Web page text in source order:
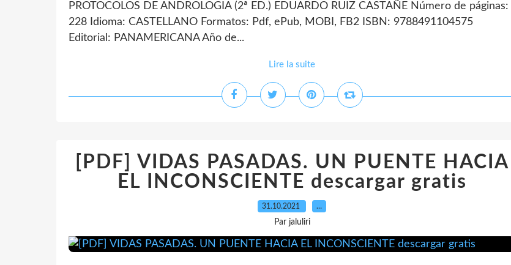
PROTOCOLOS DE ANDROLOGIA (2ª ED.) EDUARDO RUIZ CASTAÑE Número de páginas:
228 Idioma: CASTELLANO Formatos: Pdf, ePub, MOBI, FB2 ISBN: 9788491104575
Editorial: PANAMERICANA Año de...
Lire la suite
[PDF] VIDAS PASADAS. UN PUENTE HACIA
EL INCONSCIENTE descargar gratis
31.10.2021 …
Par jaluliri